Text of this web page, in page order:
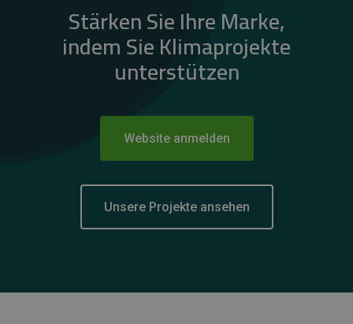
Stärken Sie Ihre Marke,
indem Sie Klimaprojekte
unterstützen
Website anmelden
Unsere Projekte ansehen